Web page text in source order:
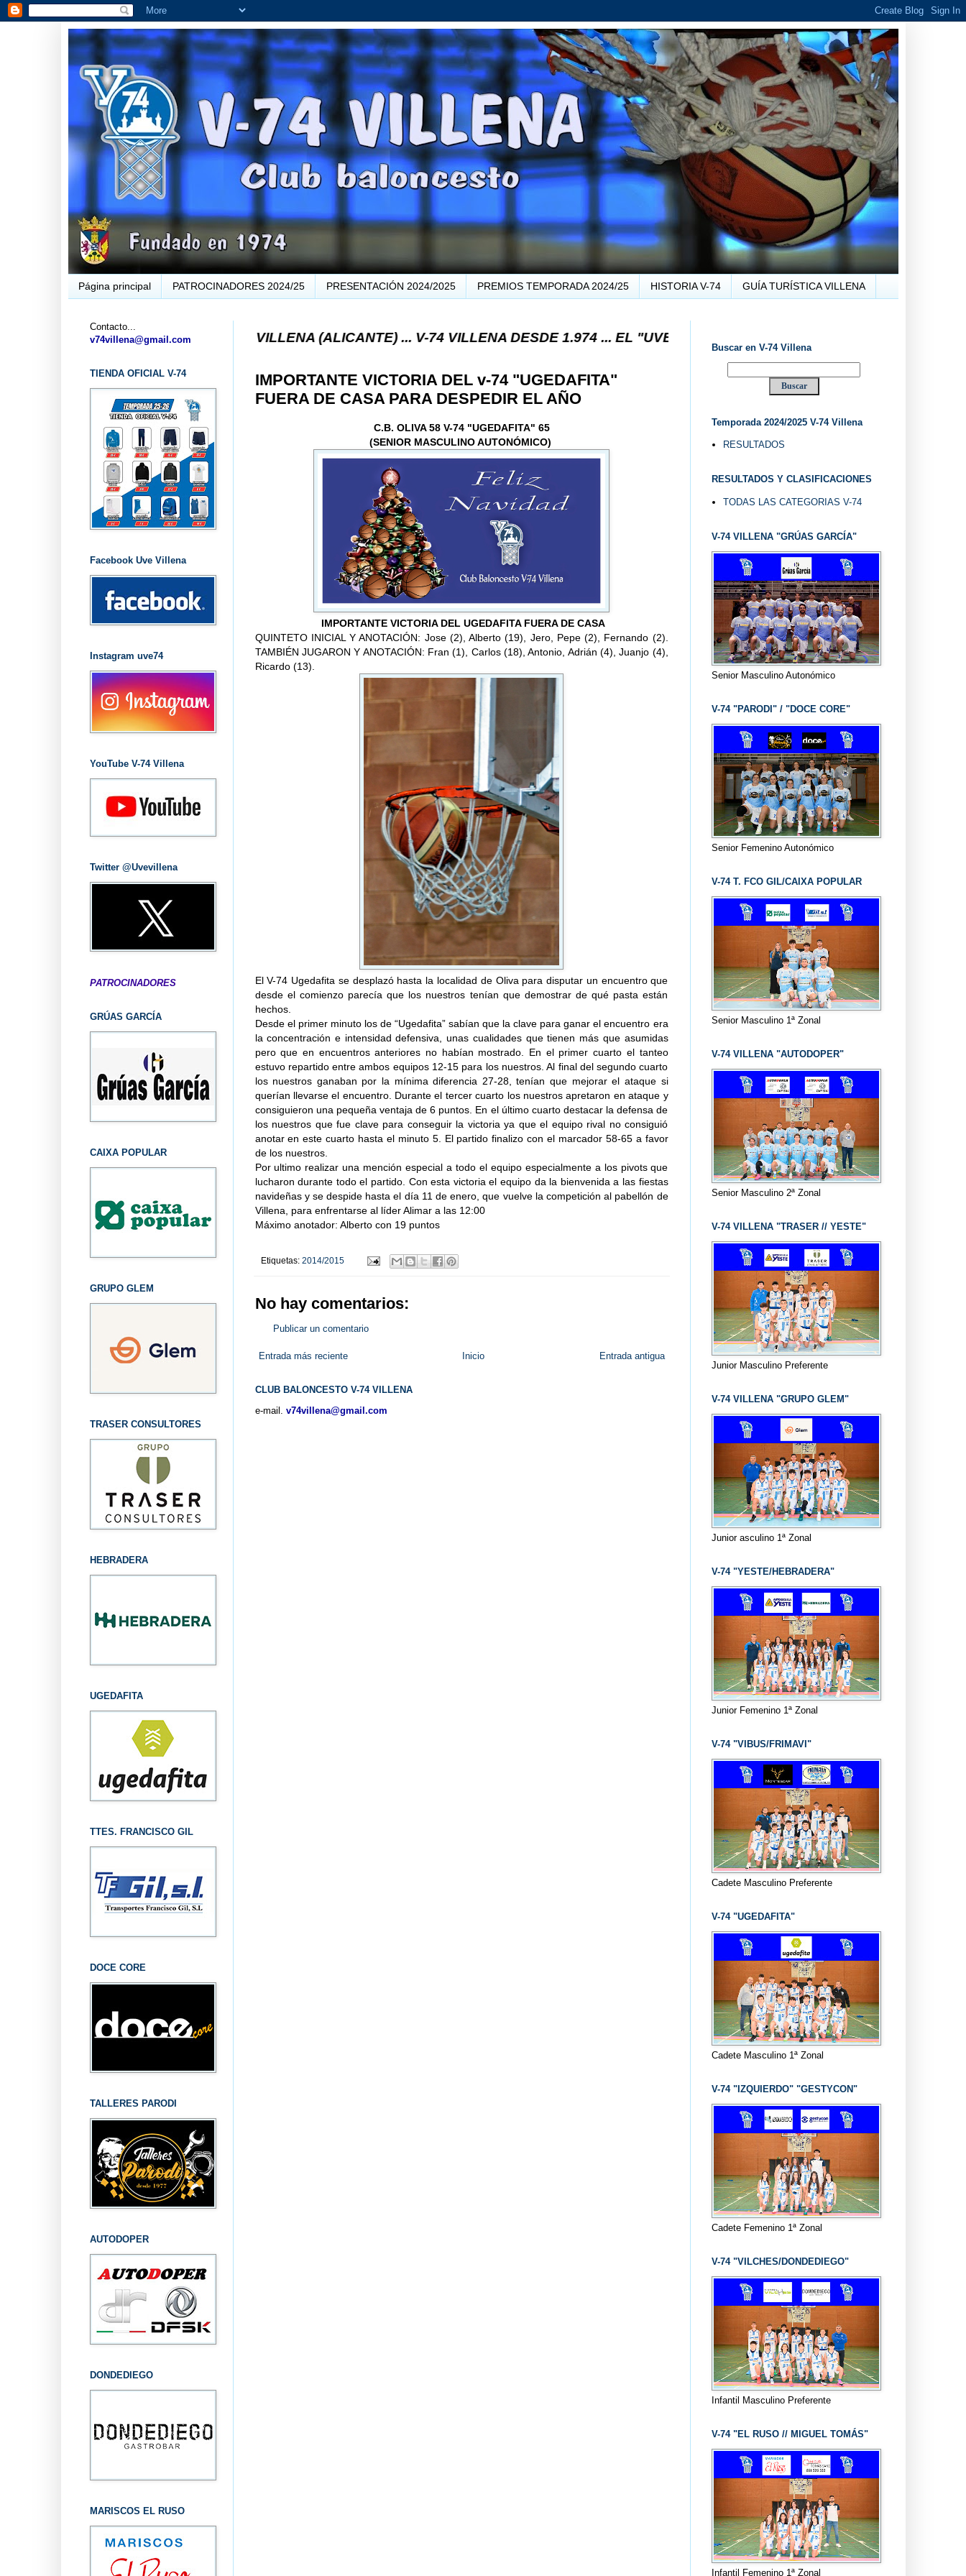
Página principal PATROCINADORES 2024/25 PRESENTACIÓN 2024/2025 PREMIOS TEMPORADA 2024/25 HISTORIA V-74 GUÍA TURÍSTICA VILLENA
CLUB BALONCESTO V-74 VILLENA (ALICANTE) ... V-74 VILLENA DESDE 1.974 ... EL "UVE" ...
IMPORTANTE VICTORIA DEL v-74 "UGEDAFITA"
FUERA DE CASA PARA DESPEDIR EL AÑO
C.B. OLIVA 58 V-74 "UGEDAFITA" 65
(SENIOR MASCULINO AUTONÓMICO)
IMPORTANTE VICTORIA DEL UGEDAFITA FUERA DE CASA
QUINTETO INICIAL Y ANOTACIÓN: Jose (2), Alberto (19), Jero, Pepe (2), Fernando (2).
TAMBIÉN JUGARON Y ANOTACIÓN: Fran (1), Carlos (18), Antonio, Adrián (4), Juanjo (4),
Ricardo (13).
El V-74 Ugedafita se desplazó hasta la localidad de Oliva para disputar un encuentro que
desde el comienzo parecía que los nuestros tenían que demostrar de qué pasta están
hechos.
Desde el primer minuto los de “Ugedafita” sabían que la clave para ganar el encuentro era
la concentración e intensidad defensiva, unas cualidades que tienen más que asumidas
pero que en encuentros anteriores no habían mostrado. En el primer cuarto el tanteo
estuvo repartido entre ambos equipos 12-15 para los nuestros. Al final del segundo cuarto
los nuestros ganaban por la mínima diferencia 27-28, tenían que mejorar el ataque si
querían llevarse el encuentro. Durante el tercer cuarto los nuestros apretaron en ataque y
consiguieron una pequeña ventaja de 6 puntos. En el último cuarto destacar la defensa de
los nuestros que fue clave para conseguir la victoria ya que el equipo rival no consiguió
anotar en este cuarto hasta el minuto 5. El partido finalizo con el marcador 58-65 a favor
de los nuestros.
Por ultimo realizar una mención especial a todo el equipo especialmente a los pivots que
lucharon durante todo el partido. Con esta victoria el equipo da la bienvenida a las fiestas
navideñas y se despide hasta el día 11 de enero, que vuelve la competición al pabellón de
Villena, para enfrentarse al líder Alimar a las 12:00
Máximo anotador: Alberto con 19 puntos
Etiquetas: 2014/2015
No hay comentarios:
Publicar un comentario
Entrada más reciente Entrada antigua
Inicio
CLUB BALONCESTO V-74 VILLENA
e-mail. v74villena@gmail.com
Contacto...
v74villena@gmail.com
TIENDA OFICIAL V-74
Facebook Uve Villena
Instagram uve74
YouTube V-74 Villena
Twitter @Uvevillena
PATROCINADORES
GRÚAS GARCÍA
CAIXA POPULAR
GRUPO GLEM
TRASER CONSULTORES
HEBRADERA
UGEDAFITA
TTES. FRANCISCO GIL
DOCE CORE
TALLERES PARODI
AUTODOPER
DONDEDIEGO
MARISCOS EL RUSO
Buscar en V-74 Villena
Temporada 2024/2025 V-74 Villena
RESULTADOS
RESULTADOS Y CLASIFICACIONES
TODAS LAS CATEGORIAS V-74
V-74 VILLENA "GRÚAS GARCÍA"
Senior Masculino Autonómico
V-74 "PARODI" / "DOCE CORE"
Senior Femenino Autonómico
V-74 T. FCO GIL/CAIXA POPULAR
Senior Masculino 1ª Zonal
V-74 VILLENA "AUTODOPER"
Senior Masculino 2ª Zonal
V-74 VILLENA "TRASER // YESTE"
Junior Masculino Preferente
V-74 VILLENA "GRUPO GLEM"
Junior asculino 1ª Zonal
V-74 "YESTE/HEBRADERA"
Junior Femenino 1ª Zonal
V-74 "VIBUS/FRIMAVI"
Cadete Masculino Preferente
V-74 "UGEDAFITA"
Cadete Masculino 1ª Zonal
V-74 "IZQUIERDO" "GESTYCON"
Cadete Femenino 1ª Zonal
V-74 "VILCHES/DONDEDIEGO"
Infantil Masculino Preferente
V-74 "EL RUSO // MIGUEL TOMÁS"
Infantil Femenino 1ª Zonal